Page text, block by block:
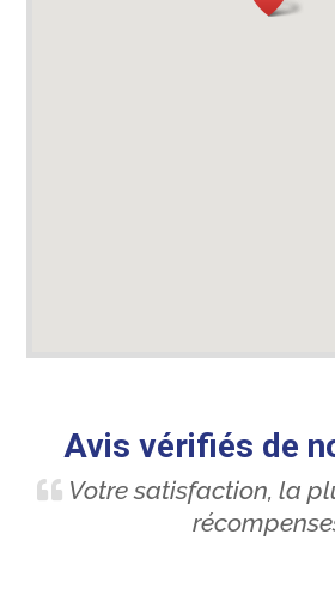
Avis vérifiés de
Votre satisfaction, la